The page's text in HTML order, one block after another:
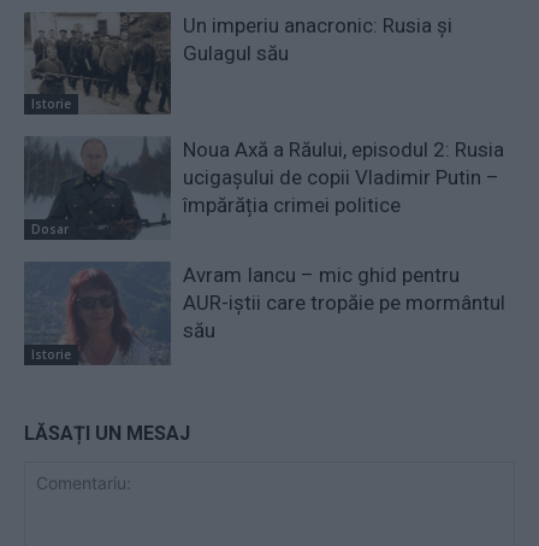
Istorie
Un imperiu anacronic: Rusia și
Gulagul său
Dosar
Noua Axă a Răului, episodul 2: Rusia
ucigașului de copii Vladimir Putin –
împărăția crimei politice
Istorie
Avram Iancu – mic ghid pentru
AUR-iștii care tropăie pe mormântul
său
LĂSAȚI UN MESAJ